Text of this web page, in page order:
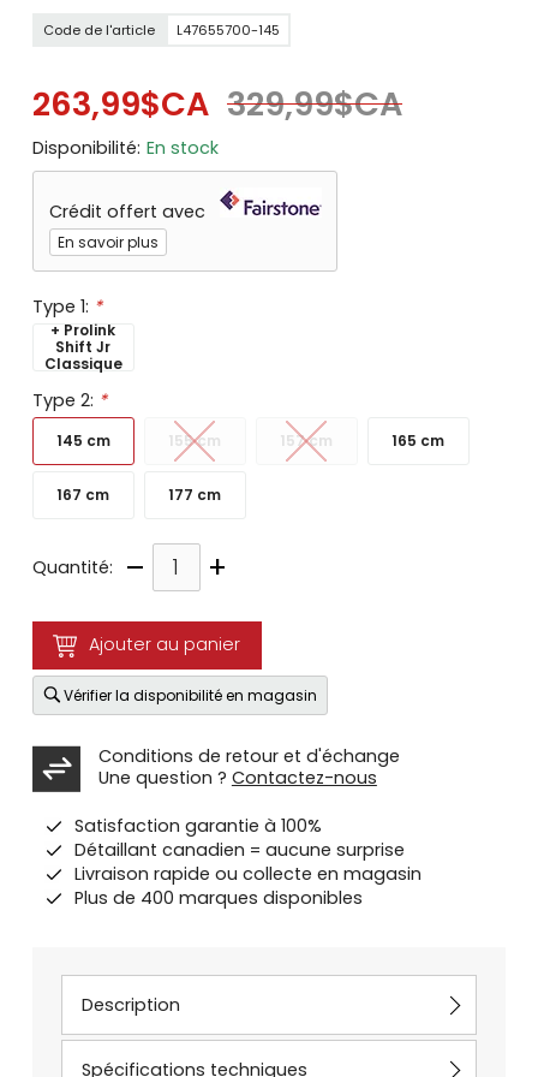
Code de l'article L47655700-145
263,99$CA 329,99$CA
Disponibilité: En stock
Crédit offert avec
En savoir plus
Type 1: *
+ Prolink
Shift Jr
Classique
Type 2: *
145 cm 155 cm 157 cm 165 cm
167 cm 177 cm
Quantité: – +
Ajouter au panier
Vérifier la disponibilité en magasin
Conditions de retour et d'échange
Une question ? Contactez-nous
Satisfaction garantie à 100%
Détaillant canadien = aucune surprise
Livraison rapide ou collecte en magasin
Plus de 400 marques disponibles
Description
Spécifications techniques